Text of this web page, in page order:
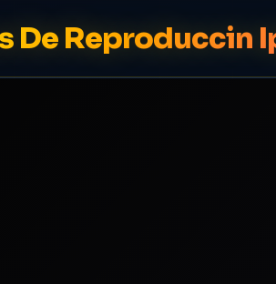
De Reproduccin